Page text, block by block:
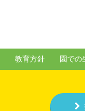
教育方針 園での